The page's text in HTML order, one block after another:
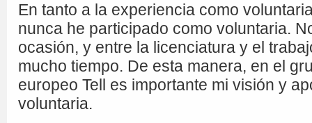
En tanto a la experiencia como
nunca he participado como voluntaria.
ocasión, y entre la licenciatura y el
mucho tiempo. De esta manera, en el
europeo Tell es importante mi visión y
voluntaria.